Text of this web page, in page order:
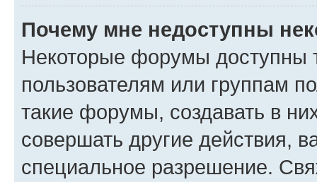
Почему мне недоступны
Некоторые форумы доступны
пользователям или группам
такие форумы, создавать в
совершать другие действия,
специальное разрешение.